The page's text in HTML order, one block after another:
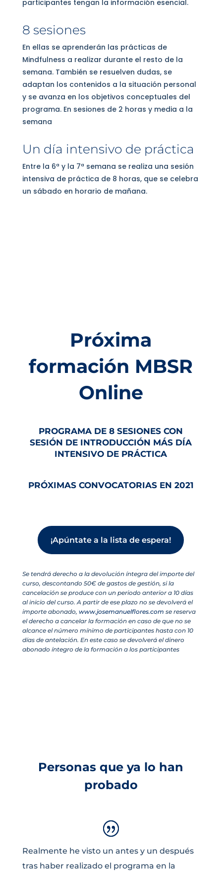
participantes tengan la información esencial.
8 sesiones
En ellas se aprenderán las prácticas de
Mindfulness a realizar durante el resto de la
semana. También se resuelven dudas, se
adaptan los contenidos a la situación personal
y se avanza en los objetivos conceptuales del
programa. En sesiones de 2 horas y media a la
semana
Un día intensivo de práctica
Entre la 6ª y la 7ª semana se realiza una sesión
intensiva de práctica de 8 horas, que se celebra
un sábado en horario de mañana.
Próxima
formación MBSR
Online
PROGRAMA DE 8 SESIONES CON
SESIÓN DE INTRODUCCIÓN MÁS DÍA
INTENSIVO DE PRÁCTICA
PRÓXIMAS CONVOCATORIAS EN 2021
¡Apúntate a la lista de espera!
Se tendrá derecho a la devolución íntegra del importe del
curso, descontando 50€ de gastos de gestión, si la
cancelación se produce con un periodo anterior a 10 días
al inicio del curso. A partir de ese plazo no se devolverá el
importe abonado, www.josemanuelflores.com se reserva
el derecho a cancelar la formación en caso de que no se
alcance el número mínimo de participantes hasta con 10
días de antelación. En este caso se devolverá el dinero
abonado íntegro de la formación a los participantes
Personas que ya lo han
probado
Realmente he visto un antes y un después
tras haber realizado el programa en la